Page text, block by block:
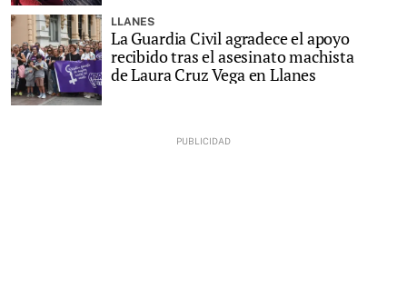
LLANES
La Guardia Civil agradece el apoyo
recibido tras el asesinato machista
de Laura Cruz Vega en Llanes